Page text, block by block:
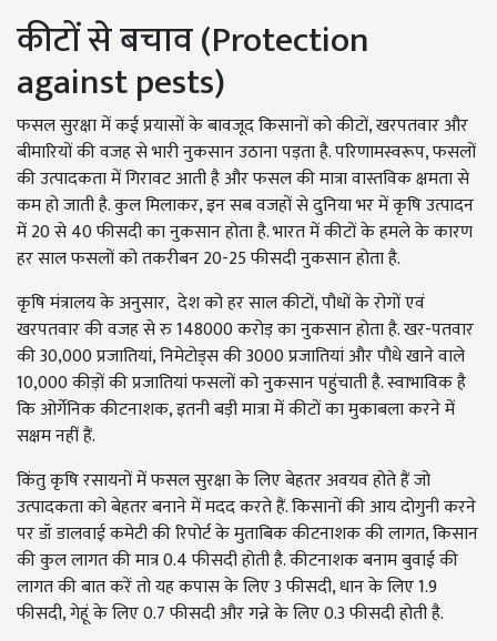
कीटों से बचाव (Protection
against pests)
फसल सुरक्षा में कई प्रयासों के बावजूद किसानों को कीटों, खरपतवार और
बीमारियों की वजह से भारी नुकसान उठाना पड़ता है. परिणामस्वरूप, फसलों
की उत्पादकता में गिरावट आती है और फसल की मात्रा वास्तविक क्षमता से
कम हो जाती है. कुल मिलाकर, इन सब वजहों से दुनिया भर में कृषि उत्पादन
में 20 से 40 फीसदी का नुकसान होता है. भारत में कीटों के हमले के कारण
हर साल फसलों को तकरीबन 20-25 फीसदी नुकसान होता है.
कृषि मंत्रालय के अनुसार, देश को हर साल कीटों, पौधों के रोगों एवं
खरपतवार की वजह से रु 148000 करोड़ का नुकसान होता है. खर-पतवार
की 30,000 प्रजातियां, निमेटोड्स की 3000 प्रजातियां और पौधे खाने वाले
10,000 कीड़ों की प्रजातियां फसलों को नुकसान पहुंचाती है. स्वाभाविक है
कि ओर्गेनिक कीटनाशक, इतनी बड़ी मात्रा में कीटों का मुकाबला करने में
सक्षम नहीं हैं.
किंतु कृषि रसायनों में फसल सुरक्षा के लिए बेहतर अवयव होते हैं जो
उत्पादकता को बेहतर बनाने में मदद करते हैं. किसानों की आय दोगुनी करने
पर डॉ डालवाई कमेटी की रिपोर्ट के मुताबिक कीटनाशक की लागत, किसान
की कुल लागत की मात्र 0.4 फीसदी होती है. कीटनाशक बनाम बुवाई की
लागत की बात करें तो यह कपास के लिए 3 फीसदी, धान के लिए 1.9
फीसदी, गेहूं के लिए 0.7 फीसदी और गन्ने के लिए 0.3 फीसदी होती है.